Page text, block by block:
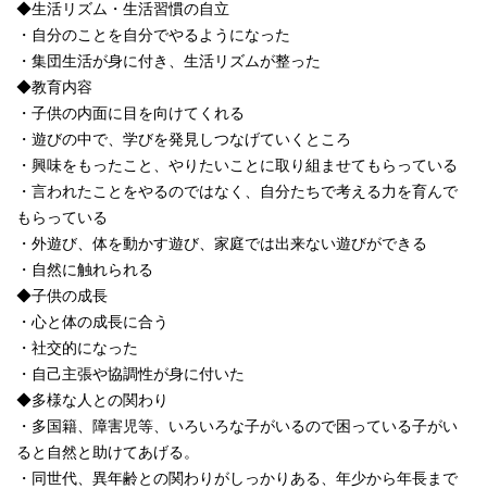
◆生活リズム・生活習慣の自立
・自分のことを自分でやるようになった
・集団生活が身に付き、生活リズムが整った
◆教育内容
・子供の内面に目を向けてくれる
・遊びの中で、学びを発見しつなげていくところ
・興味をもったこと、やりたいことに取り組ませてもらっている
・言われたことをやるのではなく、自分たちで考える力を育んで
もらっている
・外遊び、体を動かす遊び、家庭では出来ない遊びができる
・自然に触れられる
◆子供の成長
・心と体の成長に合う
・社交的になった
・自己主張や協調性が身に付いた
◆多様な人との関わり
・多国籍、障害児等、いろいろな子がいるので困っている子がい
ると自然と助けてあげる。
・同世代、異年齢との関わりがしっかりある、年少から年長まで